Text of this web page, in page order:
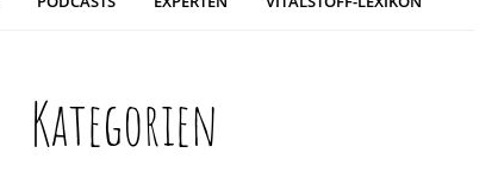
Kategorien